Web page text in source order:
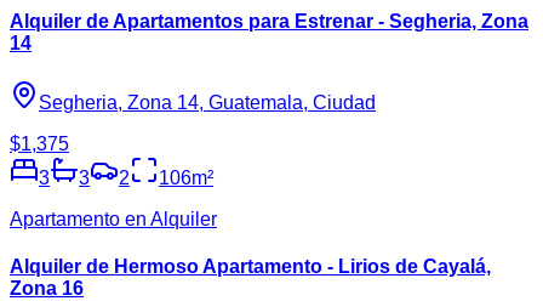
Alquiler de Apartamentos para Estrenar - Segheria, Zona
14
Segheria, Zona 14, Guatemala, Ciudad
$1,375
3
3 2 106m²
Apartamento en Alquiler
Alquiler de Hermoso Apartamento - Lirios de Cayalá,
Zona 16